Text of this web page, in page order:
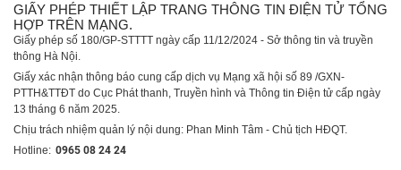
GIẤY PHÉP THIẾT LẬP TRANG THÔNG TIN ĐIỆN TỬ TỔNG
HỢP TRÊN MẠNG.
Giấy phép số 180/GP-STTTT ngày cấp 11/12/2024 - Sở thông tin và truyền
thông Hà Nội.
Giấy xác nhận thông báo cung cấp dịch vụ Mạng xã hội số 89 /GXN-
PTTH&TTĐT do Cục Phát thanh, Truyền hình và Thông tin Điện tử cấp ngày
13 tháng 6 năm 2025.
Chịu trách nhiệm quản lý nội dung: Phan Minh Tâm - Chủ tịch HĐQT.
Hotline: 0965 08 24 24